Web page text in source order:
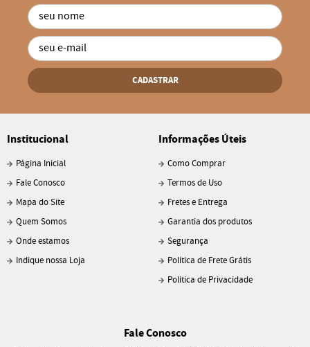
CADASTRAR
Institucional
Página Inicial
Fale Conosco
Mapa do Site
Quem Somos
Onde estamos
Indique nossa Loja
Informações Úteis
Como Comprar
Termos de Uso
Fretes e Entrega
Garantia dos produtos
Segurança
Política de Frete Grátis
Política de Privacidade
Fale Conosco